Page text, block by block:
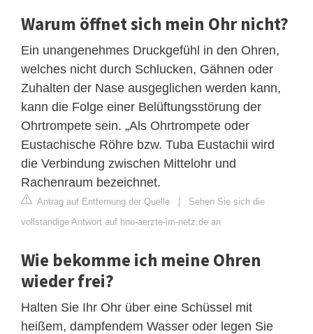
Warum öffnet sich mein Ohr nicht?
Ein unangenehmes Druckgefühl in den Ohren,
welches nicht durch Schlucken, Gähnen oder
Zuhalten der Nase ausgeglichen werden kann,
kann die Folge einer Belüftungsstörung der
Ohrtrompete sein. „Als Ohrtrompete oder
Eustachische Röhre bzw. Tuba Eustachii wird
die Verbindung zwischen Mittelohr und
Rachenraum bezeichnet.
Antrag auf Entfernung der Quelle | Sehen Sie sich die
vollständige Antwort auf hno-aerzte-im-netz.de an
Wie bekomme ich meine Ohren
wieder frei?
Halten Sie Ihr Ohr über eine Schüssel mit
heißem, dampfendem Wasser oder legen Sie